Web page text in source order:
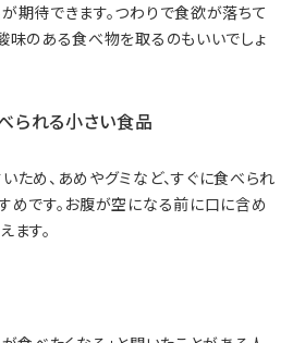
期待できます。つわりで食欲が落ちて
味のある食べ物を取るのもいいでしょ
られる小さい食品
ため、あめやグミなど、すぐに食べられ
めです。お腹が空になる前に口に含め
ます。